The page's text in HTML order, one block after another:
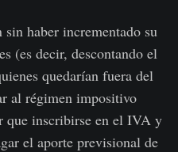
sin haber incrementado su
(es decir, descontando el
quedarían fuera del
al régimen impositivo
que inscribirse en el IVA y
el aporte previsional de